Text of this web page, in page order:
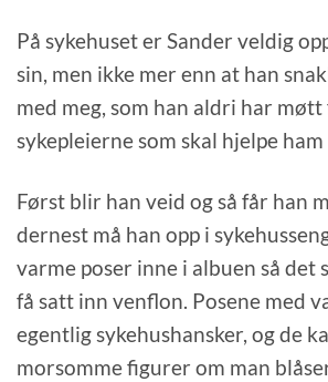
På sykehuset er Sander veldig
sin, men ikke mer enn at han
med meg, som han aldri har møtt
sykepleierne som skal hjelpe ham
Først blir han veid og så får han
dernest må han opp i
varme poser inne i albuen så det
få satt inn venflon. Posene med
egentlig sykehushansker, og de
morsomme figurer om man